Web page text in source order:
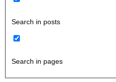
Search in posts
Search in pages